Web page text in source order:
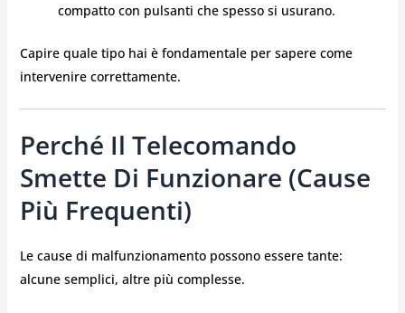
compatto con pulsanti che spesso si usurano.
Capire quale tipo hai è fondamentale per sapere come
intervenire correttamente.
Perché Il Telecomando
Smette Di Funzionare (cause
Più Frequenti)
Le cause di malfunzionamento possono essere tante:
alcune semplici, altre più complesse.